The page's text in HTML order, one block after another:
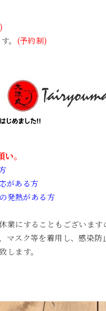
。 (予約制)
。
がある方
発熱がある方
業にすることもございます
マスク等を着用し、感染
ます。